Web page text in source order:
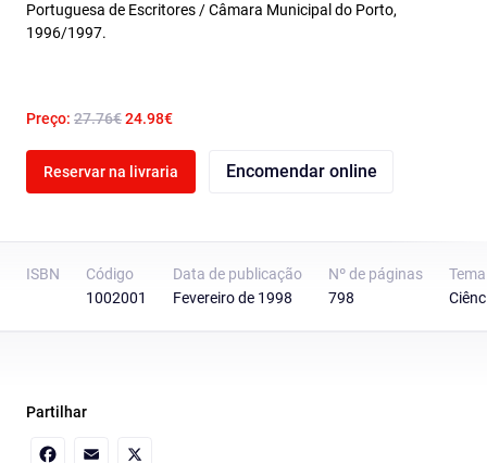
Portuguesa de Escritores / Câmara Municipal do Porto,
1996/1997.
Preço: 27.76€24.98€
Reservar na livraria Encomendar online
ISBN
Código
1002001
Data de publicação
Fevereiro de 1998
Nº de páginas
798
Tema
Partilhar